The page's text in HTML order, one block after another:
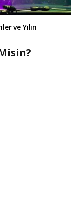
ve Yılın